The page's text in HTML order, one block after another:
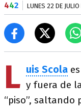
442 LUNES 22 DE JULIO
L uis Scola es
y fuera de
“piso”, saltando